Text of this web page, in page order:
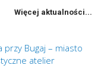
Więcej aktualności...
przy Bugaj – miasto
atelier